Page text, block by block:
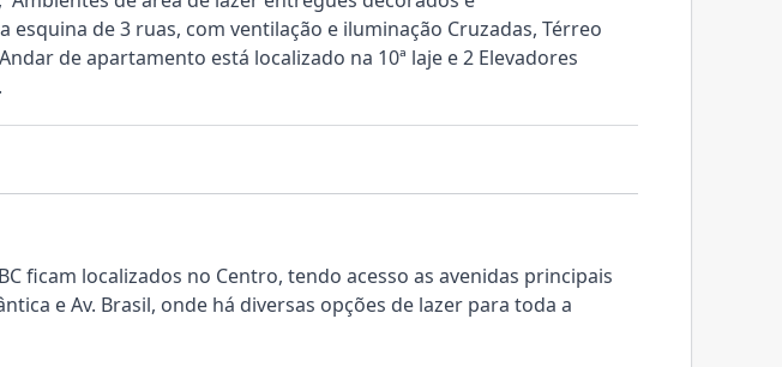
esquina de 3 ruas, com ventilação e iluminação Cruzadas, Térreo
de apartamento está localizado na 10ª laje e 2 Elevadores
ficam localizados no Centro, tendo acesso as avenidas principais
e Av. Brasil, onde há diversas opções de lazer para toda a